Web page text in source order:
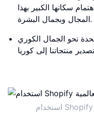
سكانها الكبير بهذا
المجال وبجمال البشرة.
نحو الجمال الكوري